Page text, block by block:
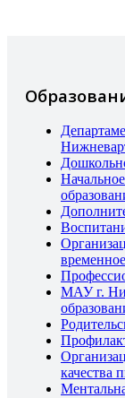
МАУ г.
качества